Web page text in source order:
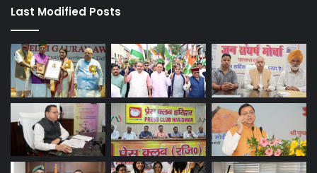
Last Modified Posts